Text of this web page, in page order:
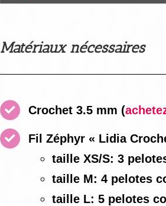
Matériaux nécessaires
Crochet 3.5 mm (
Fil Zéphyr « Lidia
taille XS/S: 3
taille M: 4 pelotes
taille L: 5 pelotes